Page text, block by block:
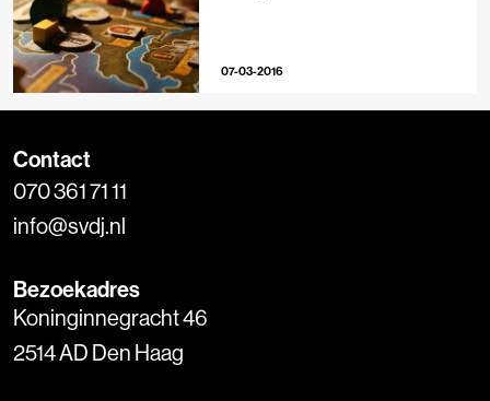
07-03-2016
Contact
070 361 71 11
info@svdj.nl
Bezoekadres
Koninginnegracht 46
2514 AD Den Haag